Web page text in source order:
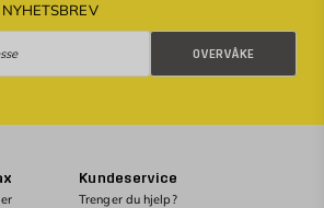
OVERVÅKE
Kundeservice
Trenger du hjelp?